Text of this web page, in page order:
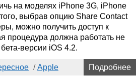
на моделях iPhone 3G, iPhone
выбрав опцию Share Contact
можно получить доступ к
процедура должна работать не
версии iOS 4.2.
/Apple Подробнее